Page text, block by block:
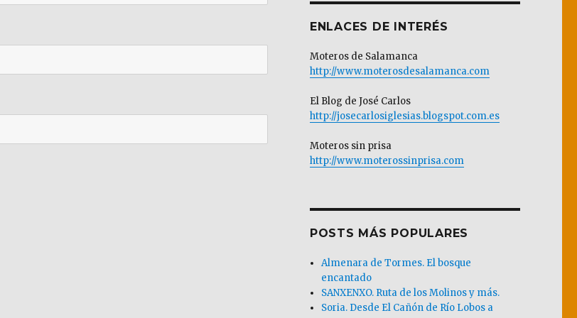
ENLACES DE INTERÉS
Moteros de Salamanca
http://www.moterosdesalamanca.com
El Blog de José Carlos
http://josecarlosiglesias.blogspot.com.es
Moteros sin prisa
http://www.moterossinprisa.com
POSTS MÁS POPULARES
Almenara de Tormes. El bosque
encantado
SANXENXO. Ruta de los Molinos y más.
Soria. Desde El Cañón de Río Lobos a